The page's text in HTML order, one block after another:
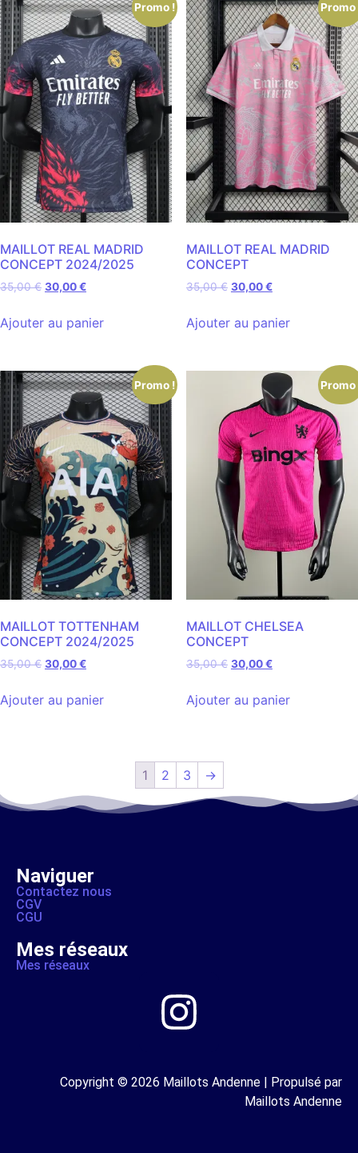
Promo !
MAILLOT REAL MADRID
CONCEPT 2024/2025
35,00€ 30,00€
Ajouter au panier
Promo
MAILLOT REAL MADRID
CONCEPT
35,00€ 30,00€
Ajouter au panier
Promo !
MAILLOT TOTTENHAM
CONCEPT 2024/2025
35,00€ 30,00€
Ajouter au panier
Promo
MAILLOT CHELSEA
CONCEPT
35,00€ 30,00€
Ajouter au panier
1 2 3 →
Naviguer
Contactez nous
CGV
CGU
Mes réseaux
Mes réseaux
Copyright © 2026 Maillots Andenne | Propulsé par
Maillots Andenne